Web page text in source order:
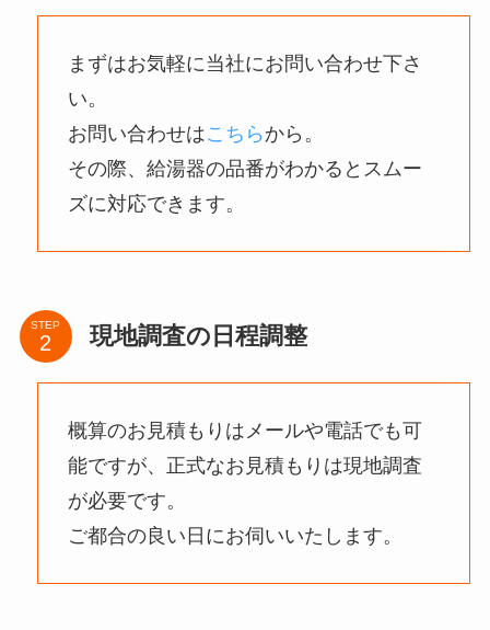
まずはお気軽に当社にお問い合わせ下さ
い。
お問い合わせはこちら から。
その際、給湯器の品番がわかるとスムー
ズに対応できます。
STEP 現地調査の日程調整
概算のお見積もりはメールや電話でも可
能ですが、正式なお見積もりは現地調査
が必要です。
ご都合の良い日にお伺いいたします。